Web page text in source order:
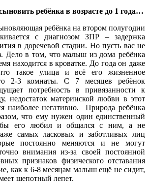
ребёнка в возрасте до 1 года…
ребёнка на втором полугодии
с диагнозом ЗПР – задержка
в доречевой стадии. Но пусть вас не
Дело в том, что малыш из дома ребёнка
находится в кроватке. До года он даже
такое улица и всё его жизненное
2-3 комнаты. С 7 месяцев ребёнок
потребность в привязанности к
недостаток материнской любви в этот
наиболее негативно. Природа ребёнка
что ему нужен один единственный
бы его любил и общался с ним, а не
самых ласковых и заботливых лиц
постоянно меняются и не могут
внимания из-за своей постоянной
признаков физического отставания
как к 6-8 месяцам малыш ещё не сидит,
шепотный лепет.